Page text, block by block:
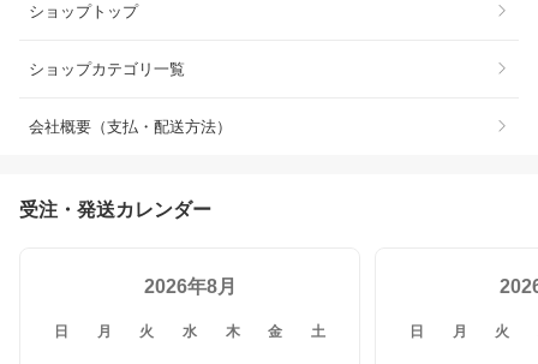
ショップトップ
ショップカテゴリ一覧
会社概要（支払・配送方法）
受注・発送カレンダー
2026年8月
日 月 火 水 木 金 土 日 月 火